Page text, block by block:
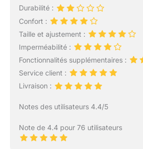
Durabilité :
Confort :
Taille et ajustement :
Imperméabilité :
Fonctionnalités supplémentaires :
Service client :
Livraison :
Notes des utilisateurs 4.4/5
Note de 4.4 pour 76 utilisateurs